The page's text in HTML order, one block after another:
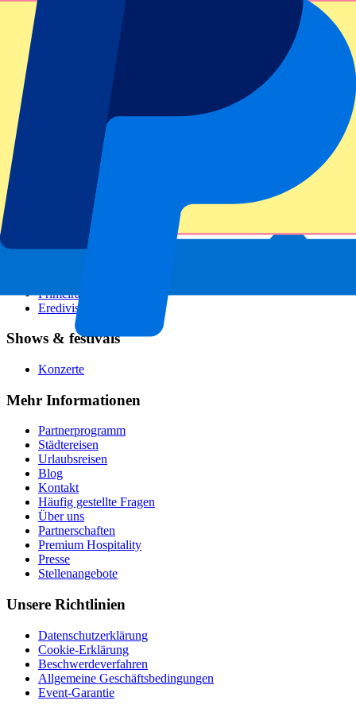
Alle Sportarten
Fußballligen
Champions League
Premier League
Serie A
Primeira Liga
Eredivisie
Shows & festivals
Konzerte
Mehr Informationen
Partnerprogramm
Städtereisen
Urlaubsreisen
Blog
Kontakt
Häufig gestellte Fragen
Über uns
Partnerschaften
Premium Hospitality
Presse
Stellenangebote
Unsere Richtlinien
Datenschutzerklärung
Cookie-Erklärung
Beschwerdeverfahren
Allgemeine Geschäftsbedingungen
Event-Garantie